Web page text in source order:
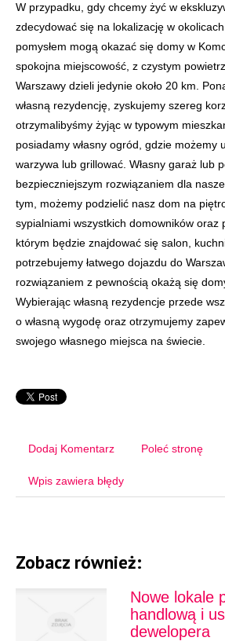
W przypadku, gdy chcemy żyć w
zdecydować się na lokalizację w
pomysłem mogą okazać się domy w
spokojna miejscowość, z czystym
Warszawy dzieli jedynie około 20 km.
własną rezydencję, zyskujemy szereg
otrzymalibyśmy żyjąc w typowym
posiadamy własny ogród, gdzie możemy
warzywa lub grillować. Własny garaż lub
bezpieczniejszym rozwiązaniem dla
tym, możemy podzielić nasz dom na
sypialniami wszystkich domowników oraz
którym będzie znajdować się salon,
potrzebujemy łatwego dojazdu do
rozwiązaniem z pewnością okażą się
Wybierając własną rezydencje przede
o własną wygodę oraz otrzymujemy
swojego własnego miejsca na świecie.
Dodaj Komentarz Poleć stronę
Wpis zawiera błędy
Zobacz również:
Nowe lokale
handlową i
dewelopera